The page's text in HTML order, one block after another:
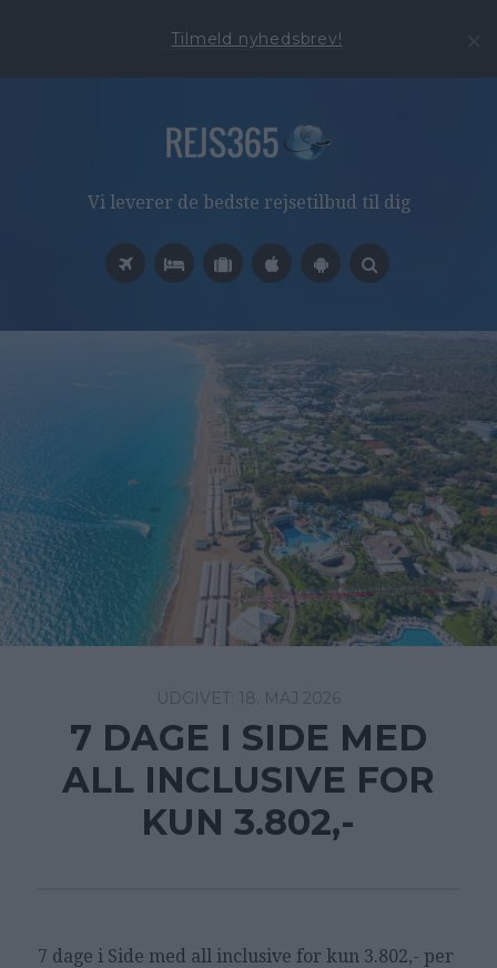
Tilmeld nyhedsbrev!
Vi leverer de bedste rejsetilbud til dig
18. MAJ 2026
7 DAGE I SIDE MED
ALL INCLUSIVE FOR
KUN 3.802,-
7 dage i Side med all inclusive for kun 3.802,- per